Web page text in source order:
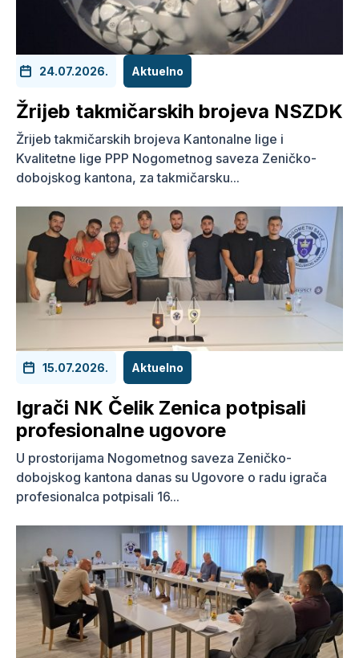
24.07.2026. Aktuelno
Žrijeb takmičarskih brojeva NSZDK
Žrijeb takmičarskih brojeva Kantonalne lige i
Kvalitetne lige PPP Nogometnog saveza Zeničko-
dobojskog kantona, za takmičarsku...
15.07.2026. Aktuelno
Igrači NK Čelik Zenica potpisali
profesionalne ugovore
U prostorijama Nogometnog saveza Zeničko-
dobojskog kantona danas su Ugovore o radu igrača
profesionalca potpisali 16...